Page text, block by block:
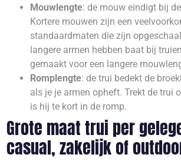
Mouwlengte: de mouw eindigt bij
Kortere mouwen zijn een
standaardmaten die zijn
langere armen hebben baat bij
gemaakt voor een langere
Romplengte: de trui bedekt de
als je je armen opheft. Trekt de trui
is hij te kort in de romp.
Grote maat trui per
casual, zakelijk of